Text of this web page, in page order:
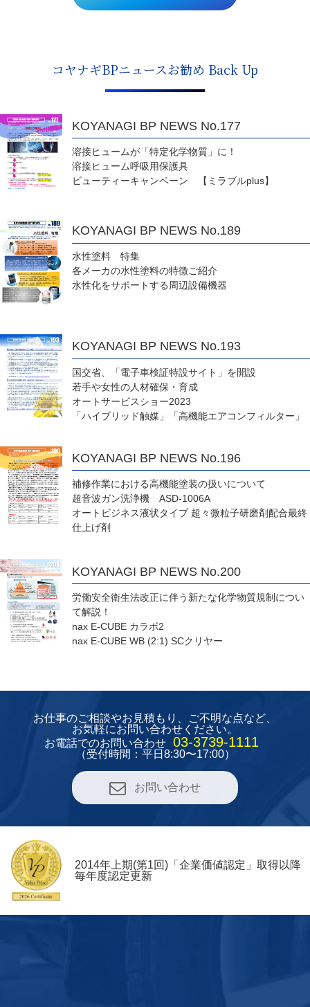
コヤナギBPニュースお勧め Back Up
KOYANAGI BP NEWS No.177
溶接ヒュームが「特定化学物質」に！
溶接ヒューム呼吸用保護具
ビューティーキャンペーン 【ミラブルplus】
KOYANAGI BP NEWS No.189
水性塗料 特集
各メーカの水性塗料の特徴ご紹介
水性化をサポートする周辺設備機器
KOYANAGI BP NEWS No.193
国交省、「電子車検証特設サイト」を開設
若手や女性の人材確保・育成
オートサービスショー2023
「ハイブリッド触媒」「高機能エアコンフィルター」
KOYANAGI BP NEWS No.196
補修作業における高機能塗装の扱いについて
超音波ガン洗浄機 ASD-1006A
オートビジネス液状タイプ 超々微粒子研磨剤配合最終
仕上げ剤
KOYANAGI BP NEWS No.200
労働安全衛生法改正に伴う新たな化学物質規制につい
て解説！
nax E-CUBE カラボ2
nax E-CUBE WB (2:1) SCクリヤー
お仕事のご相談やお見積もり、
ご不明な点など、
お気軽にお問い合わせください。
お電話でのお問い合わせ 03-3739-1111
（受付時間：平日8:30〜17:00）
お問い合わせ
2014年上期(第1回)「企業価値認定」取得以降
毎年度認定更新